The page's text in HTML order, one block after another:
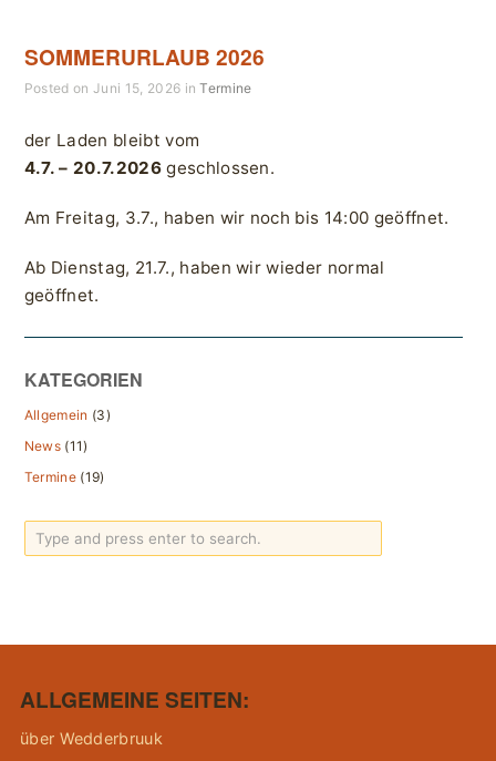
SOMMERURLAUB 2026
Posted on Juni 15, 2026 inTermine
der Laden bleibt vom
4.7. – 20.7.2026geschlossen.
Am Freitag, 3.7., haben wir noch bis 14:00 geöffnet.
Ab Dienstag, 21.7., haben wir wieder normal
geöffnet.
KATEGORIEN
Allgemein (3)
News (11)
Termine (19)
ALLGEMEINE SEITEN:
über Wedderbruuk